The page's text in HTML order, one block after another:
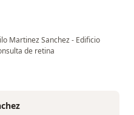
Martinez Sanchez - Edificio
de retina